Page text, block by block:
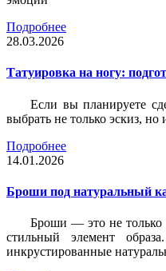
Подробнее
28.03.2026
Татуировка на ногу:
Если вы планируете
выбрать не только эскиз,
Подробнее
14.01.2026
Броши под натуральный
Броши — это не только
стильный элемент
инкрустированные